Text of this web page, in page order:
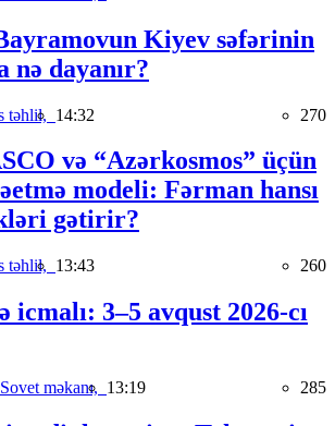
Kiyev səfərinin
nə dayanır?
təhlil, 14:32 270
və “Azərkosmos” üçün
modeli: Fərman hansı
gətirir?
təhlil, 13:43 260
icmalı: 3–5 avqust 2026-cı
məkanı, 13:19 285